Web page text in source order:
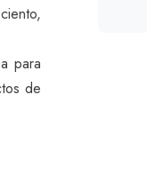
para
de